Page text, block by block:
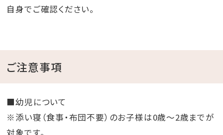
自身でご確認ください。
ご注意事項
■幼児について
※添い寝（食事・布団不要）のお子様は0歳～2歳までが